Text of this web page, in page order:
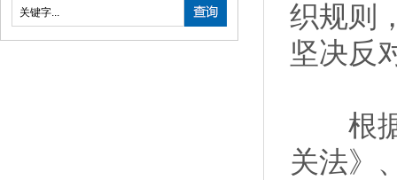
织规则
坚决反
根据
关法》